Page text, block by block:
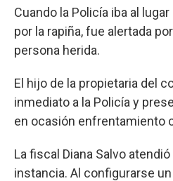
Cuando la Policía iba al
por la rapiña, fue alertada
persona herida.
El hijo de la propietaria del
inmediato a la Policía y
en ocasión enfrentamiento
La fiscal Diana Salvo
instancia. Al configurarse